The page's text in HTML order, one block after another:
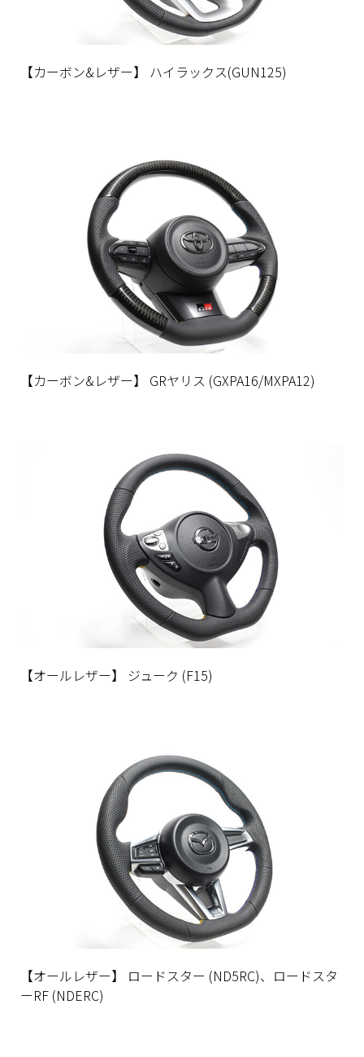
【カーボン&レザー】 ハイラックス(GUN125)
【カーボン&レザー】 GRヤリス (GXPA16/MXPA12)
【オールレザー】 ジューク (F15)
【オールレザー】 ロードスター (ND5RC)、ロードスタ
ーRF (NDERC)